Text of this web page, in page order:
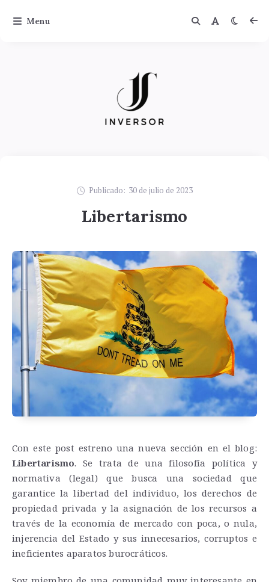
Publicado: 30 de julio de 2023
Libertarismo
Con este post estreno una nueva sección en el blog:
Libertarismo. Se trata de una filosofía política y
normativa (legal) que busca una sociedad que
garantice la libertad del individuo, ​los derechos de
propiedad privada y la asignación de los recursos a
través de la economía de mercado con poca, o nula,
injerencia del Estado y sus innecesarios, corruptos e
ineficientes aparatos burocráticos.
Menu